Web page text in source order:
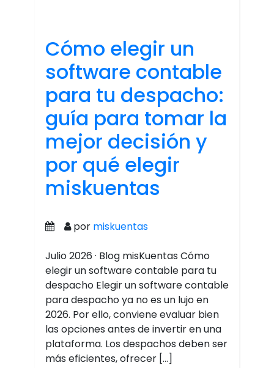
Cómo elegir un
software contable
para tu despacho:
guía para tomar la
mejor decisión y
por qué elegir
miskuentas
por miskuentas
Julio 2026 · Blog misKuentas Cómo
elegir un software contable para tu
despacho Elegir un software contable
para despacho ya no es un lujo en
2026. Por ello, conviene evaluar bien
las opciones antes de invertir en una
plataforma. Los despachos deben ser
más eficientes, ofrecer […]